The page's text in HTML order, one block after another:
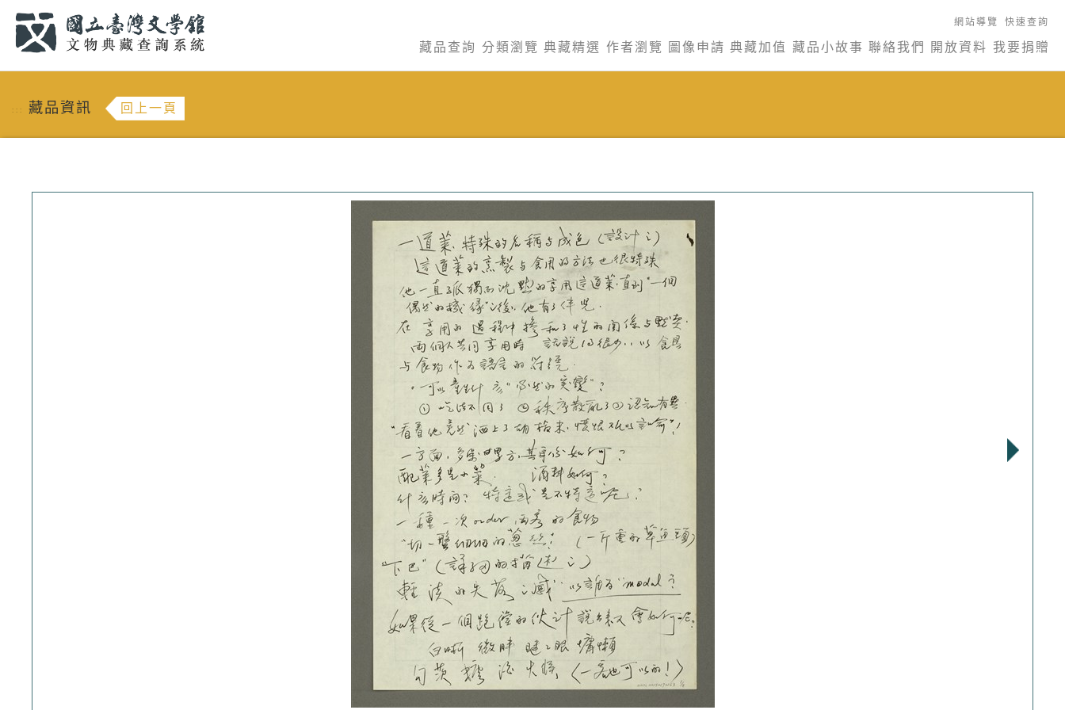
網站導覽 快速查詢
藏品查詢 分類瀏覽 典藏精選 作者瀏覽 圖像申請 典藏加值 藏品小故事 聯絡我們 開放資料 我要捐贈
::: 藏品資訊 回上一頁